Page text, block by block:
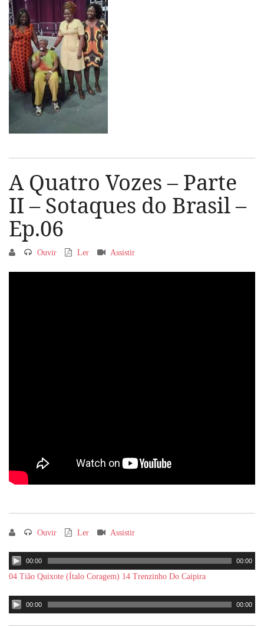
A Quatro Vozes – Parte
II – Sotaques do Brasil –
Ep.06
Ouvir Ler Assistir
Ouvir Ler Assistir
00:00 00:00
04 Tião Quixote (Ítalo Coragem) 14 Trenzinho Do Caipira
00:00 00:00